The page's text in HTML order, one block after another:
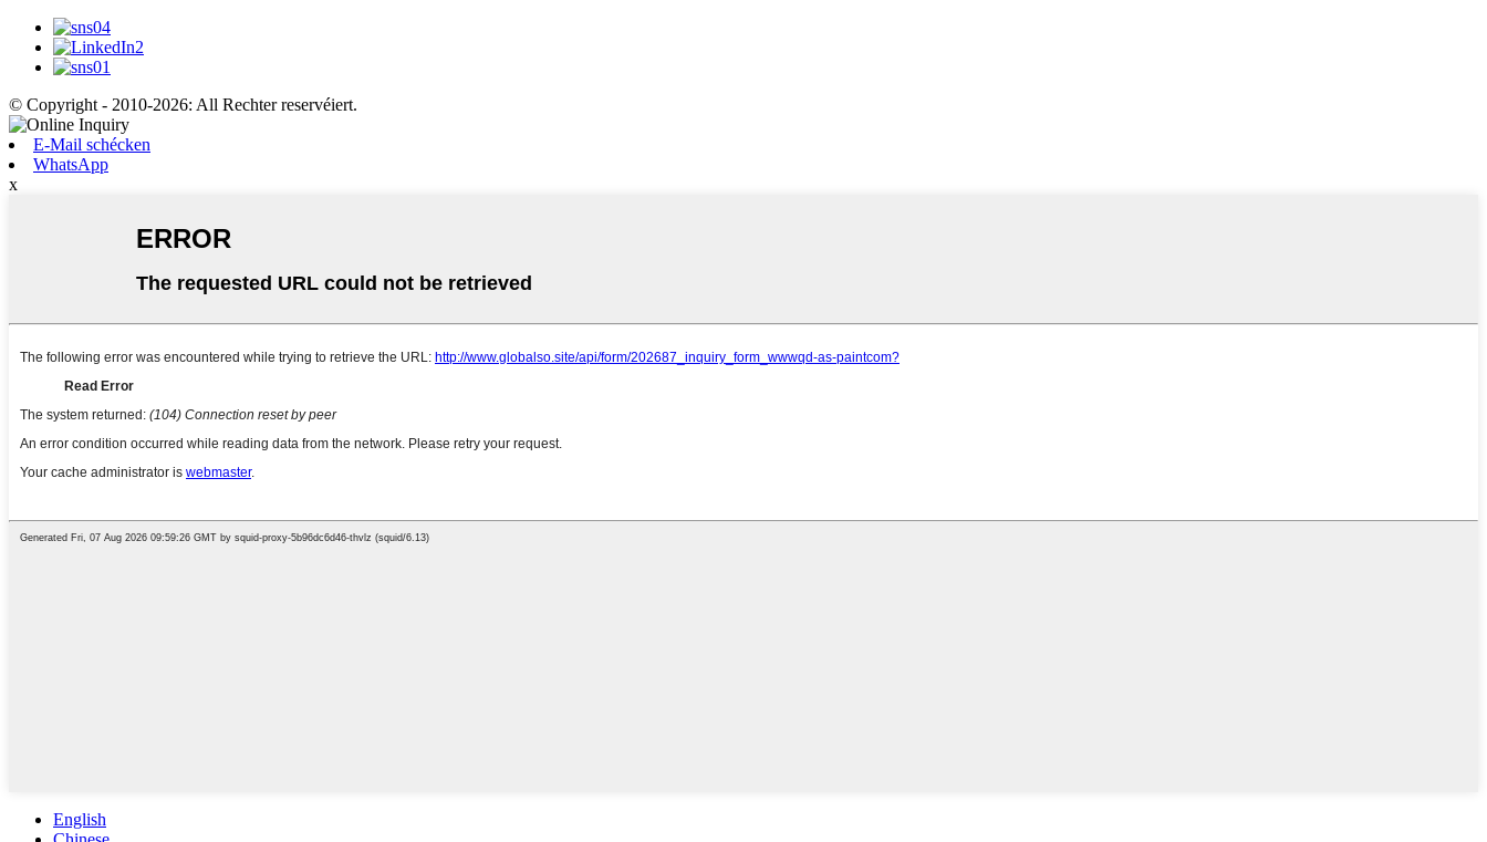
© Copyright - 2010-2026: All Rechter reservéiert.
E-Mail schécken
WhatsApp
x
English